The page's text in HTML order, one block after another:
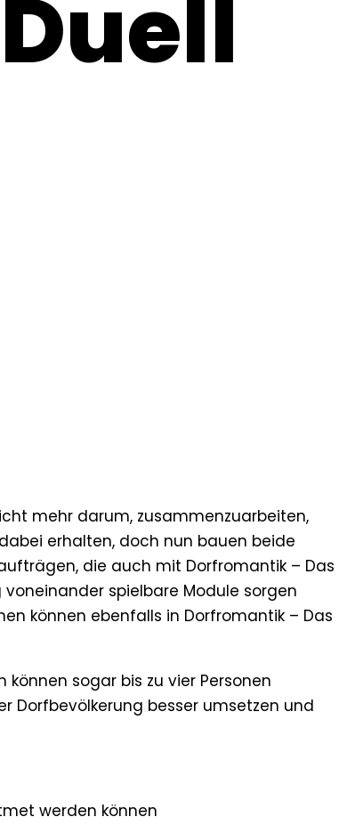
mehr darum, zusammenzuarbeiten,
erhalten, doch nun bauen beide
die auch mit Dorfromantik – Das
spielbare Module sorgen
können ebenfalls in Dorfromantik – Das
sogar bis zu vier Personen
Dorfbevölkerung besser umsetzen und
werden können